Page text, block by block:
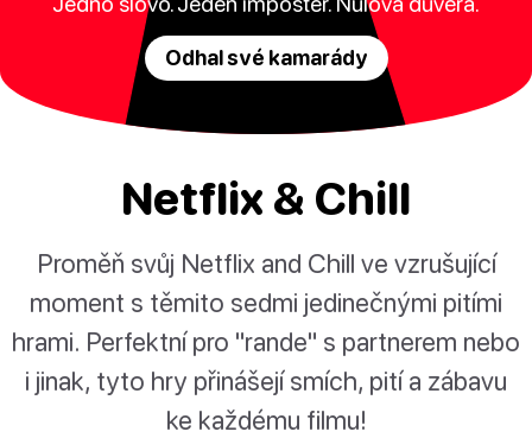
Odhal své kamarády
Netflix & Chill
Proměň svůj Netflix and Chill ve vzrušující
moment s těmito sedmi jedinečnými pitími
hrami. Perfektní pro "rande" s partnerem nebo
i jinak, tyto hry přinášejí smích, pití a zábavu
ke každému filmu!